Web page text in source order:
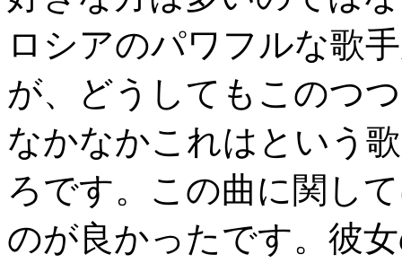
ロシアのパワフルな歌
が、どうしてもこのつ
なかなかこれはという
ろです。この曲に関し
のが良かったです。彼